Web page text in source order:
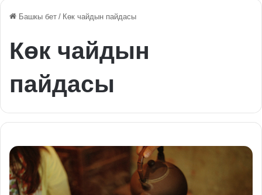
Башкы бет / Көк чайдын пайдасы
Көк чайдын
пайдасы